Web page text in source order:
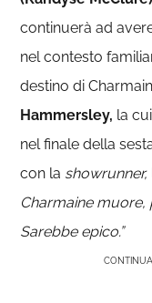
continuerà ad
nel contesto
destino di
Hammersley, la
nel finale della
con la showrunner,
Charmaine
Sarebbe epico.”